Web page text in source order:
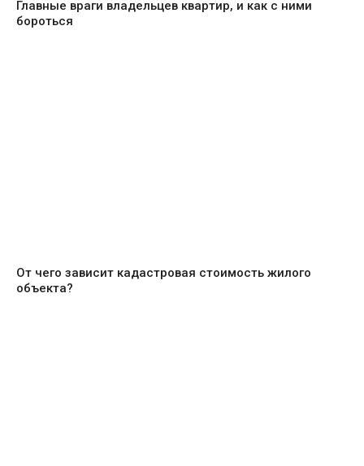
Главные враги владельцев квартир, и как с ними
бороться
От чего зависит кадастровая стоимость жилого
объекта?